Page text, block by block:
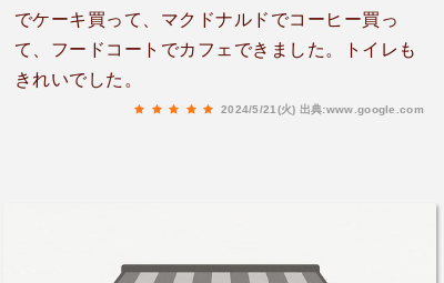
でケーキ買って、マクドナルドでコーヒー買っ
て、フードコートでカフェできました。トイレも
きれいでした。
2024/5/21(火) 出典:www.google.com